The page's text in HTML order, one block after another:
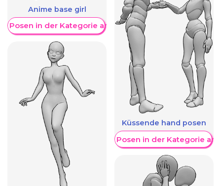
Anime base girl
Posen in der Kategorie anzeigen
Küssende hand posen
Weitere Posen in der Kategorie